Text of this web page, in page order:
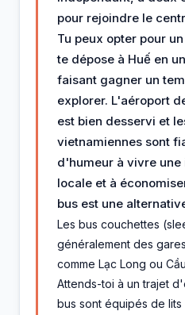
pour rejoindre le
Tu peux opter pour
te dépose à Huế en
faisant gagner un
explorer. L'aéroport
est bien desservi et
vietnamiennes sont
d'humeur à vivre une
locale et à
bus est une
Les bus couchettes
généralement des
comme Lạc Long ou
Attends-toi à un trajet
bus sont équipés de